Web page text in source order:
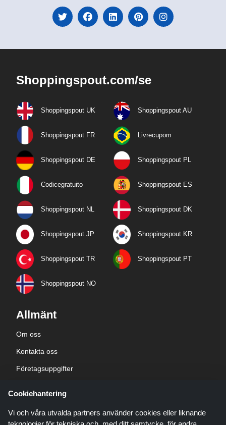
Shoppingspout.com/se
Shoppingspout UK Shoppingspout AU
Shoppingspout FR Livrecupom
Shoppingspout DE Shoppingspout PL
Codicegratuito Shoppingspout ES
Shoppingspout NL Shoppingspout DK
Shoppingspout JP Shoppingspout KR
Shoppingspout TR Shoppingspout PT
Shoppingspout NO
Allmänt
Om oss
Kontakta oss
Företagsuppgifter
Cookiehantering
Vi och våra utvalda partners använder cookies eller liknande